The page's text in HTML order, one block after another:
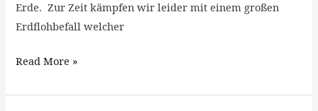
Erde. Zur Zeit kämpfen wir leider mit einem großen
Erdflohbefall welcher
Read More »